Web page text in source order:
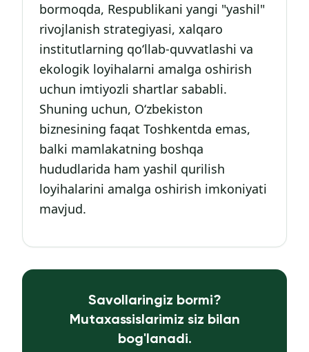
bormoqda, Respublikani yangi "yashil"
rivojlanish strategiyasi, xalqaro
institutlarning qo‘llab-quvvatlashi va
ekologik loyihalarni amalga oshirish
uchun imtiyozli shartlar sababli.
Shuning uchun, O‘zbekiston
biznesining faqat Toshkentda emas,
balki mamlakatning boshqa
hududlarida ham yashil qurilish
loyihalarini amalga oshirish imkoniyati
mavjud.
Savollaringiz bormi?
Mutaxassislarimiz siz bilan
bog'lanadi.